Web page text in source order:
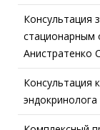
Консультация
стационарным
Анистратенко
Консультация